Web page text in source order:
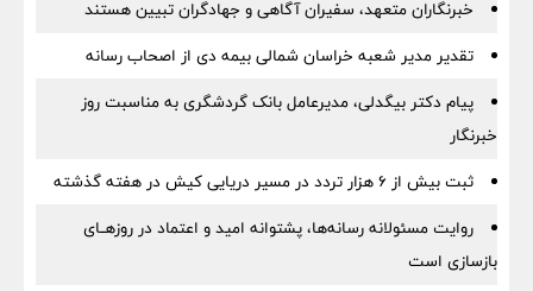
خبرنگاران متعهد، سفیران آگاهی و جهادگران تبیین هستند
تقدیر مدیر شعبه خراسان شمالی بیمه دی از اصحاب رسانه
پیام دکتر بیگدلی، مدیرعامل بانک گردشگری به مناسبت روز
خبرنگار
ثبت بیش از ۶ هزار تردد در مسیر دریایی کیش در هفته گذشته
روایت مسئولانه رسانه‌ها، پشتوانه امید و اعتماد در روزهــای
بازسازی است